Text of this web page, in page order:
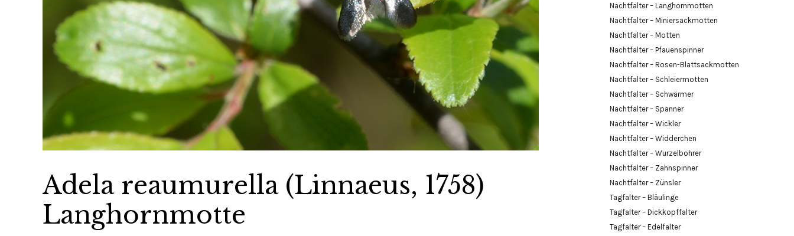
Adela reaumurella (Linnaeus, 1758)
Langhornmotte
Nachtfalter – Langhornmotten
Nachtfalter – Miniersackmotten
Nachtfalter – Motten
Nachtfalter – Pfauenspinner
Nachtfalter – Rosen-Blattsackmotten
Nachtfalter – Schleiermotten
Nachtfalter – Schwärmer
Nachtfalter – Spanner
Nachtfalter – Wickler
Nachtfalter – Widderchen
Nachtfalter – Wurzelbohrer
Nachtfalter – Zahnspinner
Nachtfalter – Zünsler
Tagfalter – Bläulinge
Tagfalter – Dickkopffalter
Tagfalter – Edelfalter